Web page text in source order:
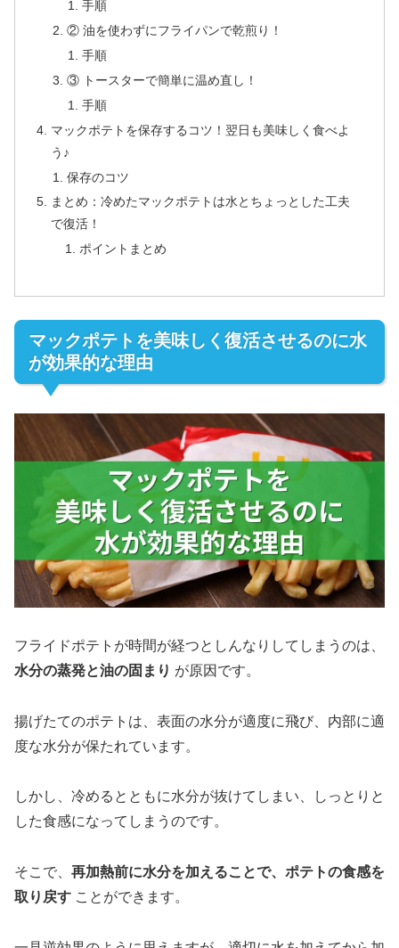
手順
② 油を使わずにフライパンで乾煎り！
手順
③ トースターで簡単に温め直し！
手順
マックポテトを保存するコツ！翌日も美味しく食べよ
う♪
保存のコツ
まとめ：冷めたマックポテトは水とちょっとした工夫
で復活！
ポイントまとめ
マックポテトを美味しく復活させるのに水
が効果的な理由
フライドポテトが時間が経つとしんなりしてしまうのは、
水分の蒸発と油の固まり が原因です。
揚げたてのポテトは、表面の水分が適度に飛び、内部に適
度な水分が保たれています。
しかし、冷めるとともに水分が抜けてしまい、しっとりと
した食感になってしまうのです。
そこで、 再加熱前に水分を加えることで、ポテトの食感を
取り戻す ことができます。